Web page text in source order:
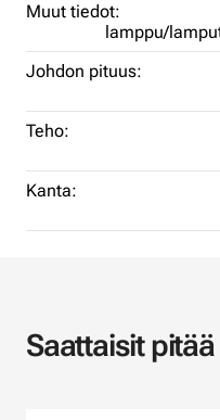
Muut tiedot:
lamppu/
Johdon pituus:
Teho:
Kanta:
Saattaisit